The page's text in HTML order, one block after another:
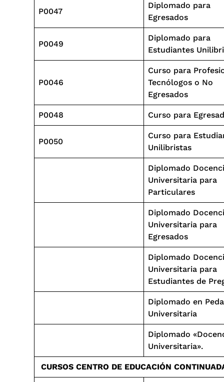
P0047
Diplomado para
Egresados
P0049
Diplomado para
Estudiantes
P0046
Curso para
Tecnólogos o No
Egresados
P0048 Curso para
P0050
Curso para
Unilibristas
Diplomado
Universitaria para
Particulares
Diplomado
Universitaria para
Egresados
Diplomado
Universitaria para
Estudiantes de
Diplomado en
Universitaria
Diplomado
Universitaria».
CURSOS CENTRO DE EDUCACIÓN